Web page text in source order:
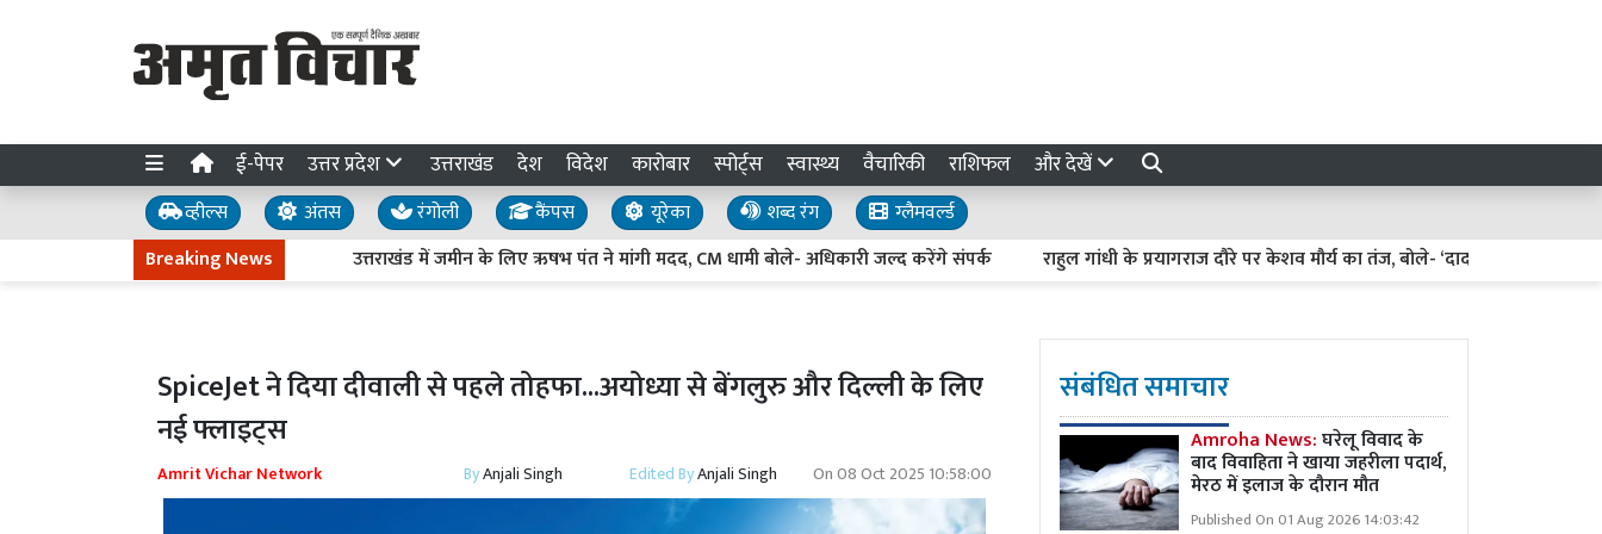
ई-पेपर उत्तर प्रदेश उत्तराखंड देश विदेश कारोबार स्पोर्ट्स स्वास्थ्य वैचारिकी राशिफल और देखें
व्हील्स अंतस रंगोली कैंपस यूरेका शब्द रंग
ग्लैमवर्ल्ड
Breaking News
उत्तराखंड में जमीन के लिए ऋषभ पंत ने मांगी मदद, CM धामी बोले- अधिकारी जल्द करेंगे संपर्क राहुल गांधी के प्रयागराज दौरे पर केशव मौर्य का तंज, बोले- ‘दादा फिरोज गांधी की कब्र
SpiceJet ने दिया दीवाली से पहले तोहफा...अयोध्या से बेंगलुरु और दिल्ली के लिए
नई फ्लाइट्स
Amrit Vichar Network ByAnjali Singh Edited ByAnjali Singh On08 Oct 2025 10:58:00
संबंधित समाचार
Amroha News:घरेलू विवाद के
बाद विवाहिता ने खाया जहरीला पदार्थ,
मेरठ में इलाज के दौरान मौत
Published On 01 Aug 2026 14:03:42